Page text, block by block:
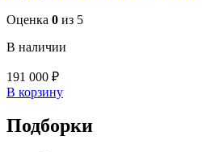
Оценка 0 из 5
В наличии
191 000 ₽
В корзину
Подборки